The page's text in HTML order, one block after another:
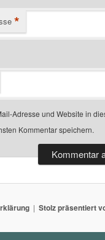
*
Adresse und Website in
Kommentar speichern.
Stolz präsentiert